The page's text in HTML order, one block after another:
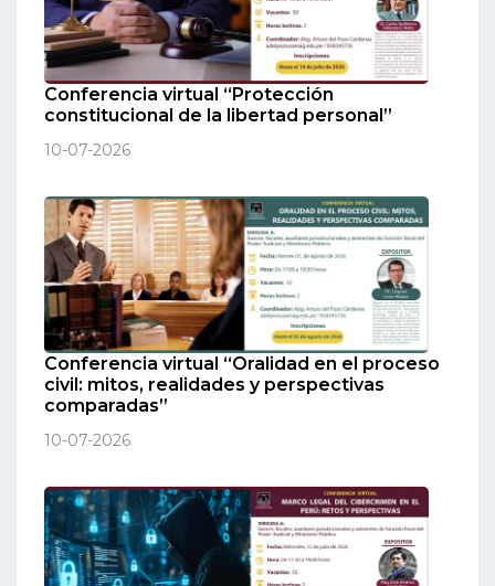
Conferencia virtual “Protección
constitucional de la libertad personal”
10-07-2026
Conferencia virtual “Oralidad en el proceso
civil: mitos, realidades y perspectivas
comparadas”
10-07-2026